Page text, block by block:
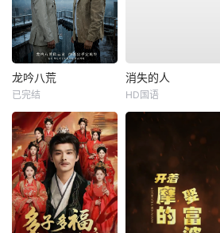
龙吟八荒
已完结
消失的人
HD国语